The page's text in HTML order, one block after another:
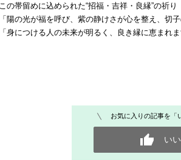
この帯留めに込められた“招福・吉祥・良縁”の祈り
「陽の光が福を呼び、紫の静けさが心を整え、切
「身につける人の未来が明るく、良き縁に恵まれま
お気に入りの記事を「
い